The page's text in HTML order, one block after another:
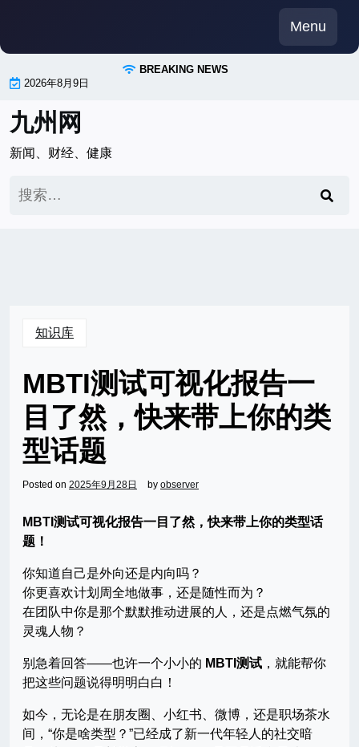
content
Menu
BREAKING NEWS
2026年8月9日
九州网
新闻、财经、健康
索：
知识库
MBTI测试可视化报告一
目了然，快来带上你的类
型话题
Posted on 2025年9月28日 by observer
MBTI测试可视化报告一目了然，快来带上你的类型话
题！
你知道自己是外向还是内向吗？
你更喜欢计划周全地做事，还是随性而为？
在团队中你是那个默默推动进展的人，还是点燃气氛的
灵魂人物？
别急着回答——也许一个小小的 MBTI测试 ，就能帮你
把这些问题说得明明白白！
如今，无论是在朋友圈、小红书、微博，还是职场茶水
间，“你是啥类型？”已经成了新一代年轻人的社交暗